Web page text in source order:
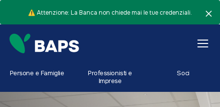
⚠️ Attenzione: La Banca non chiede mai le tue credenziali.
Persone e Famiglie
Professionisti e
Imprese
Soci